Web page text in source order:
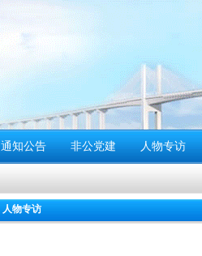
通知公告 非公党建 人物专访
人物专访